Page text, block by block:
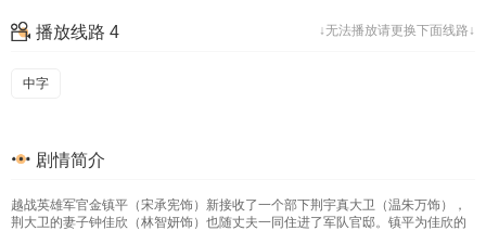
↓无法播放请更换下面线路↓
播放线路 4
中字
剧情简介
越战英雄军官金镇平（宋承宪饰）新接收了一个部下荆宇真大卫（温朱万饰），
荆大卫的妻子钟佳欣（林智妍饰）也随丈夫一同住进了军队官邸。镇平为佳欣的